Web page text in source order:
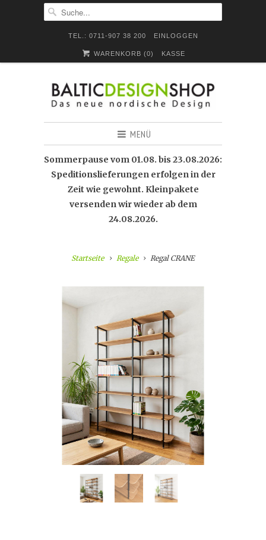
TEL.: 0711-907 38 200 EINLOGGEN
WARENKORB (0) KASSE
MENÜ
Sommerpause vom 01.08. bis 23.08.2026:
Speditionslieferungen erfolgen in der
Zeit wie gewohnt. Kleinpakete
versenden wir wieder ab dem
24.08.2026.
Startseite Regale Regal CRANE